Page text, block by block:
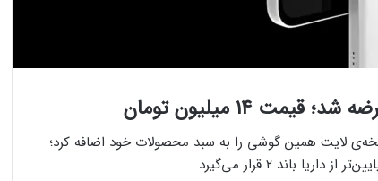
پس از معرفی بی‌سروصدای گوشی باند ۲، نسخه‌ی لایت همین گوشی را به سبد محصولات خود اضافه کرد؛
باند ۲ قرار می‌گیرد.